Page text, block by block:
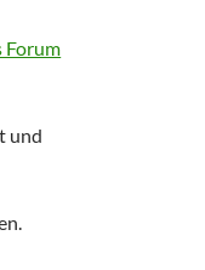
Forum
und